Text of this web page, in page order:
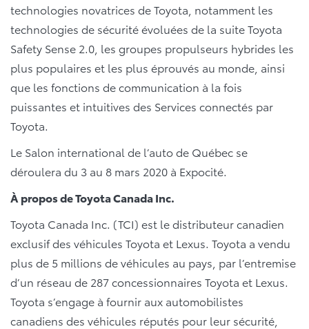
technologies novatrices de Toyota, notamment les
technologies de sécurité évoluées de la suite Toyota
Safety Sense 2.0, les groupes propulseurs hybrides les
plus populaires et les plus éprouvés au monde, ainsi
que les fonctions de communication à la fois
puissantes et intuitives des Services connectés par
Toyota.
Le Salon international de l’auto de Québec se
déroulera du 3 au 8 mars 2020 à Expocité.
À propos de Toyota Canada Inc.
Toyota Canada Inc. (TCI) est le distributeur canadien
exclusif des véhicules Toyota et Lexus. Toyota a vendu
plus de 5 millions de véhicules au pays, par l’entremise
d’un réseau de 287 concessionnaires Toyota et Lexus.
Toyota s’engage à fournir aux automobilistes
canadiens des véhicules réputés pour leur sécurité,